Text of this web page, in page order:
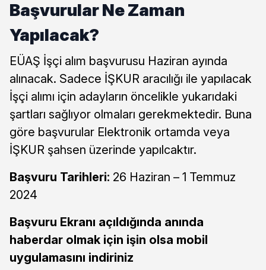
Başvurular Ne Zaman
Yapılacak?
EÜAŞ İşçi alım başvurusu Haziran ayında
alınacak. Sadece İŞKUR aracılığı ile yapılacak
İşçi alımı için adayların öncelikle yukarıdaki
şartları sağlıyor olmaları gerekmektedir. Buna
göre başvurular Elektronik ortamda veya
İŞKUR şahsen üzerinde yapılcaktır.
Başvuru Tarihleri: 26 Haziran – 1 Temmuz
2024
Başvuru Ekranı açıldığında anında
haberdar olmak için işin olsa mobil
uygulamasını indiriniz